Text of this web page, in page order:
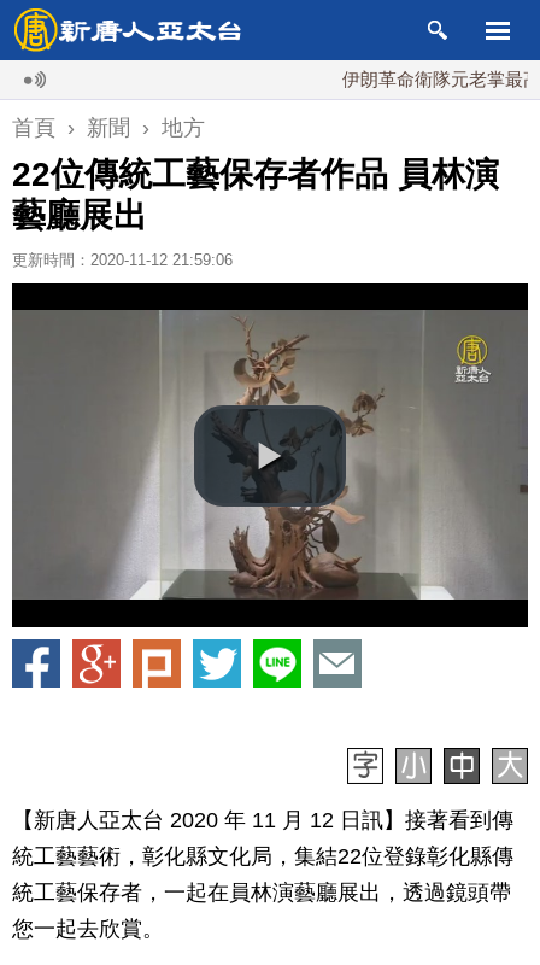
伊朗革命衛隊元老掌最高國安
首頁 › 新聞 › 地方
22位傳統工藝保存者作品 員林演
藝廳展出
更新時間：2020-11-12 21:59:06
【新唐人亞太台 2020 年 11 月 12 日訊】接著看到傳
統工藝藝術，彰化縣文化局，集結22位登錄彰化縣傳
統工藝保存者，一起在員林演藝廳展出，透過鏡頭帶
您一起去欣賞。